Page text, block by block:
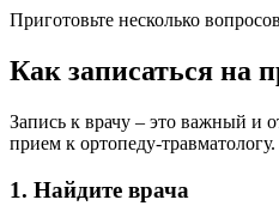
Приготовьте несколько
Как записаться на
Запись к врачу – это важный и
прием к ортопеду-травматологу.
1. Найдите врача